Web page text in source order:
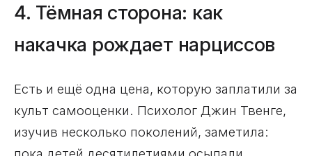
4. Тёмная сторона: как
накачка рождает нарциссов
Есть и ещё одна цена, которую заплатили за
культ самооценки. Психолог Джин Твенге,
изучив несколько поколений, заметила: